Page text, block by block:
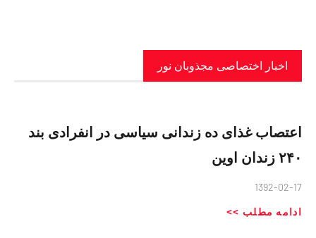
اخبار اختصاصی مجذوبان نور
اعتصاب غذای ده زندانی سیاسی در انفرادی بند
۲۴۰ زندان اوین
1392-02-17
ادامه مطلب >>